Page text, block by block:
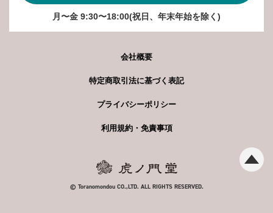
月〜金 9:30〜18:00(祝日、年末年始を除く)
会社概要
特定商取引法に基づく表記
プライバシーポリシー
利用規約・免責事項
© Toranomondou CO.,LTD. ALL RIGHTS RESERVED.